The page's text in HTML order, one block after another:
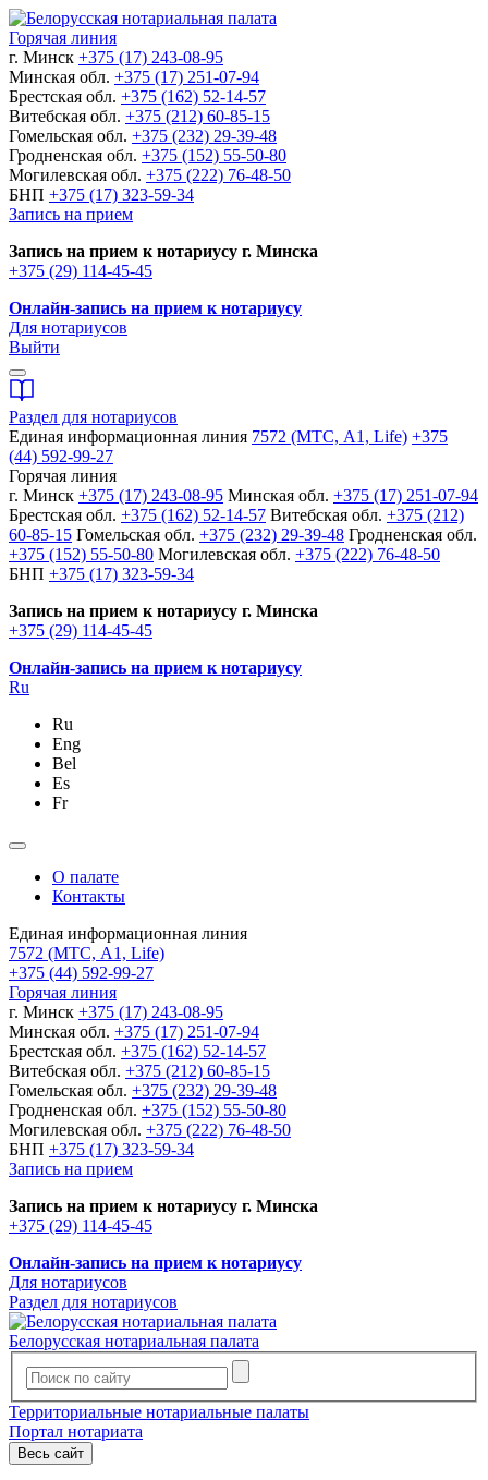
Горячая линия
г. Минск +375 (17) 243-08-95
Минская обл. +375 (17) 251-07-94
Брестская обл. +375 (162) 52-14-57
Витебская обл. +375 (212) 60-85-15
Гомельская обл. +375 (232) 29-39-48
Гродненская обл. +375 (152) 55-50-80
Могилевская обл. +375 (222) 76-48-50
БНП +375 (17) 323-59-34
Запись на прием
Запись на прием к нотариусу г. Минска
+375 (29) 114-45-45
Онлайн-запись на прием к нотариусу
Для нотариусов
Выйти
Раздел для нотариусов
Единая информационная линия 7572 (МТС, A1, Life) +375
(44) 592-99-27
Горячая линия
г. Минск +375 (17) 243-08-95 Минская обл. +375 (17) 251-07-94
Брестская обл. +375 (162) 52-14-57 Витебская обл. +375 (212)
60-85-15 Гомельская обл. +375 (232) 29-39-48 Гродненская обл.
+375 (152) 55-50-80 Могилевская обл. +375 (222) 76-48-50
БНП +375 (17) 323-59-34
Запись на прием к нотариусу г. Минска
+375 (29) 114-45-45
Онлайн-запись на прием к нотариусу
Ru
Ru
Eng
Bel
Es
Fr
О палате
Контакты
Единая информационная линия
7572 (МТС, A1, Life)
+375 (44) 592-99-27
Горячая линия
г. Минск +375 (17) 243-08-95
Минская обл. +375 (17) 251-07-94
Брестская обл. +375 (162) 52-14-57
Витебская обл. +375 (212) 60-85-15
Гомельская обл. +375 (232) 29-39-48
Гродненская обл. +375 (152) 55-50-80
Могилевская обл. +375 (222) 76-48-50
БНП +375 (17) 323-59-34
Запись на прием
Запись на прием к нотариусу г. Минска
+375 (29) 114-45-45
Онлайн-запись на прием к нотариусу
Для нотариусов
Раздел для нотариусов
Белорусская нотариальная палата
Территориальные нотариальные палаты
Портал нотариата
Весь сайт